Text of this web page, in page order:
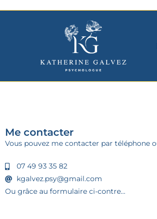
Me contacter
Vous pouvez me contacter par téléphone
07 49 93 35 82
kgalvez.psy@gmail.com
Ou grâce au formulaire ci-contre…